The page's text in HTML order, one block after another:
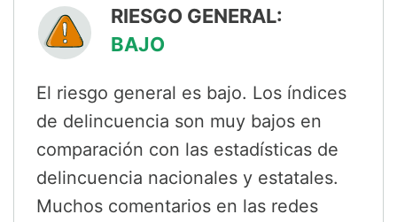
RIESGO GENERAL:
BAJO
El riesgo general es bajo. Los índices
de delincuencia son muy bajos en
comparación con las estadísticas de
delincuencia nacionales y estatales.
Muchos comentarios en las redes